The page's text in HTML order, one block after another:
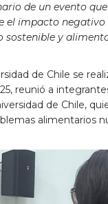
de un evento
impacto
y
de Chile se
reunió a
de Chile,
alimentarios